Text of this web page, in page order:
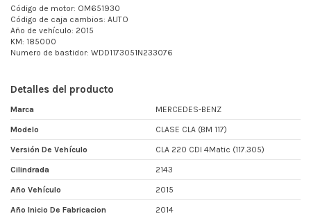
Código de motor: OM651930
Código de caja cambios: AUTO
Año de vehículo: 2015
KM: 185000
Numero de bastidor: WDD1173051N233076
Detalles del producto
Marca MERCEDES-BENZ
Modelo CLASE CLA (BM 117)
Versión De Vehículo CLA 220 CDI 4Matic (117.305)
Cilindrada 2143
Año Vehículo 2015
Año Inicio De Fabricacion 2014